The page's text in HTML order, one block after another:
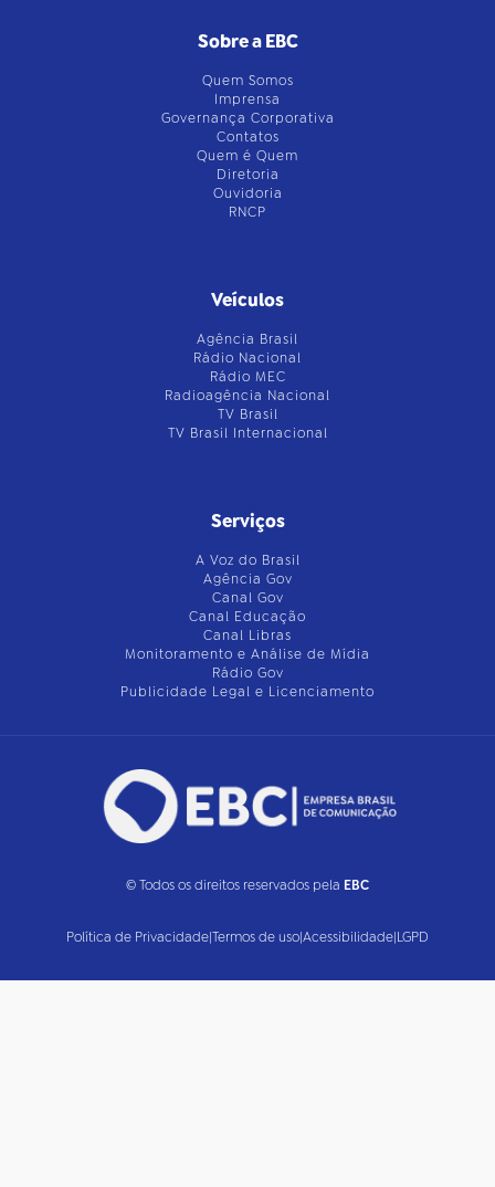
Sobre a EBC
Quem Somos
Imprensa
Governança Corporativa
Contatos
Quem é Quem
Diretoria
Ouvidoria
RNCP
Veículos
Agência Brasil
Rádio Nacional
Rádio MEC
Radioagência Nacional
TV Brasil
TV Brasil Internacional
Serviços
A Voz do Brasil
Agência Gov
Canal Gov
Canal Educação
Canal Libras
Monitoramento e Análise de Mídia
Rádio Gov
Publicidade Legal e Licenciamento
© Todos os direitos reservados pela EBC
Política de Privacidade|Termos de uso|Acessibilidade|LGPD